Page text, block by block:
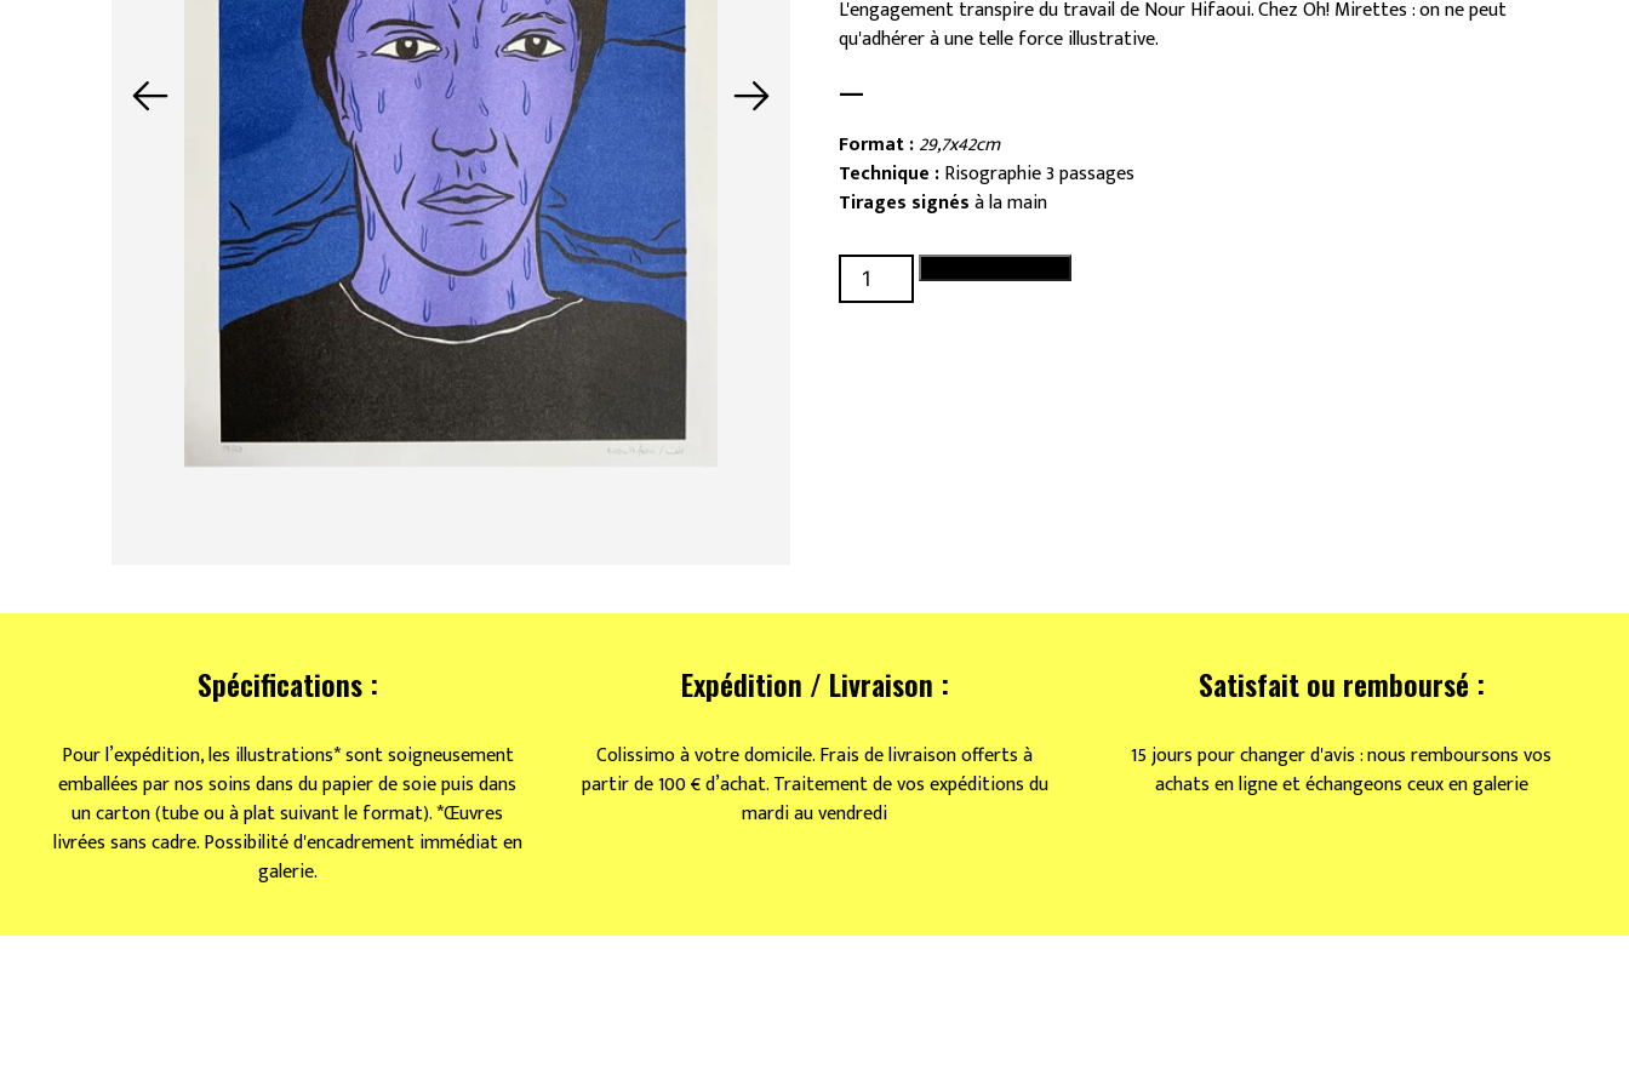
L'engagement transpire du travail de Nour Hifaoui. Chez Oh! Mirettes : on ne peut
qu'adhérer à une telle force illustrative.
—
Format :29,7x42cm
Technique :Risographie 3 passages
Tirages signésà la main
quantité
de
Spécifications :
Pour l’expédition, les illustrations* sont soigneusement
emballées par nos soins dans du papier de soie puis dans
un carton (tube ou à plat suivant le format). *Œuvres
livrées sans cadre. Possibilité d'encadrement immédiat en
galerie.
Expédition / Livraison :
Colissimo à votre domicile. Frais de livraison offerts à
partir de 100 € d’achat. Traitement de vos expéditions du
mardi au vendredi
Satisfait ou remboursé :
15 jours pour changer d'avis : nous remboursons vos
achats en ligne et échangeons ceux en galerie